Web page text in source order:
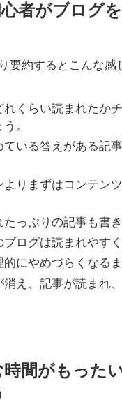
者がブログ
要約するとこんな感
れくらい読まれた
。
いる答えがある記
りまずはコンテン
っぷりの記事も書
ログは読まれやすく
にやめづらくなる
え、記事が読まれ
間がもった